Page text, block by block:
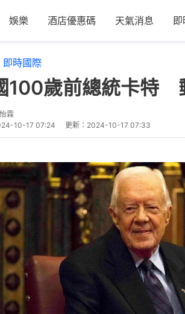
娛樂 酒店優惠碼 天氣消息 即
即時國際
100歲前總統卡特
霖
10-17 07:24 更新： 2024-10-17 07:33